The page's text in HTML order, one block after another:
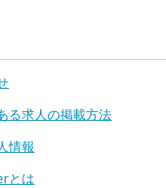
る求人の掲載方法
情報
とは